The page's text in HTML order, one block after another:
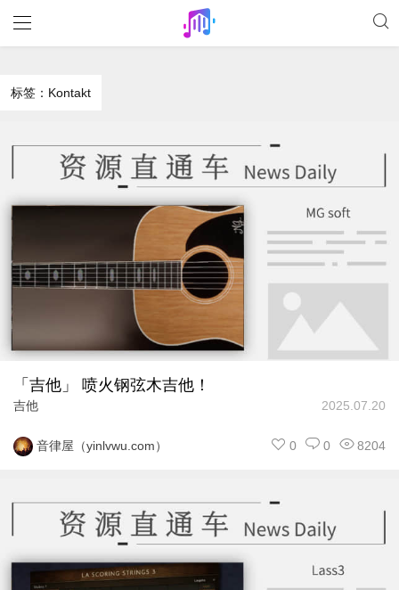
标签：Kontakt
「吉他」 喷火钢弦木吉他！
吉他 2025.07.20
音律屋（yinlvwu.com） 8204
0
0